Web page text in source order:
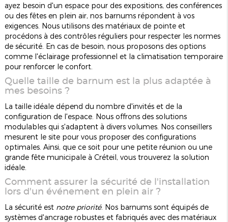
ayez besoin d'un espace pour des expositions, des conférences
ou des fêtes en plein air, nos barnums répondent à vos
exigences. Nous utilisons des matériaux de pointe et
procédons à des contrôles réguliers pour respecter les normes
de sécurité. En cas de besoin, nous proposons des options
comme l'éclairage professionnel et la climatisation temporaire
pour renforcer le confort.
Quelle taille de barnum est la plus adaptée à
mes besoins ?
La taille idéale dépend du nombre d'invités et de la
configuration de l'espace. Nous offrons des solutions
modulables qui s'adaptent à divers volumes. Nos conseillers
mesurent le site pour vous proposer des configurations
optimales. Ainsi, que ce soit pour une petite réunion ou une
grande fête municipale à Créteil, vous trouverez la solution
idéale.
Comment assurer la sécurité de l'installation
lors d'un événement en plein air ?
La sécurité est notre priorité. Nos barnums sont équipés de
systèmes d'ancrage robustes et fabriqués avec des matériaux